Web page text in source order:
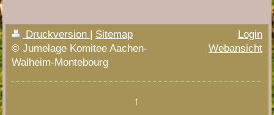
Druckversion | Sitemap
© Jumelage Komitee Aachen-
Walheim-Montebourg
Login
Webansicht
↑